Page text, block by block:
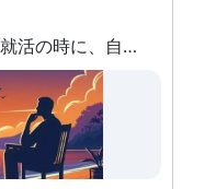
いつも、普段の訓練や就活の時に、自分より能力の高い人を見たり思い浮かべては、「お前はバカだ」と自分に言い聞かせ、憂鬱になる。